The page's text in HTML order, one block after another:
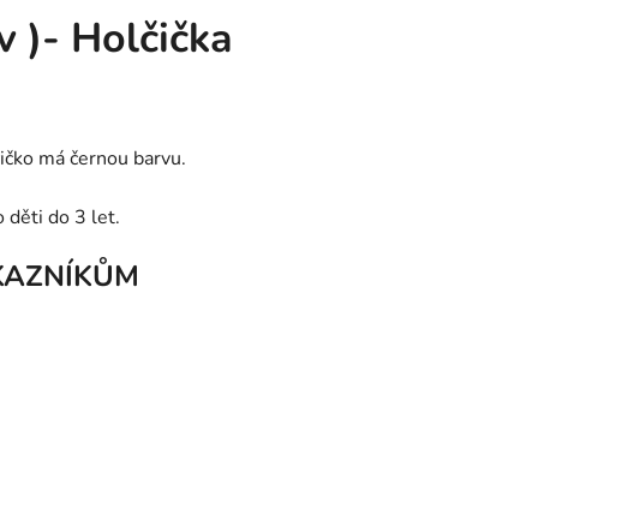
)- Holčička
má černou barvu.
děti do 3 let.